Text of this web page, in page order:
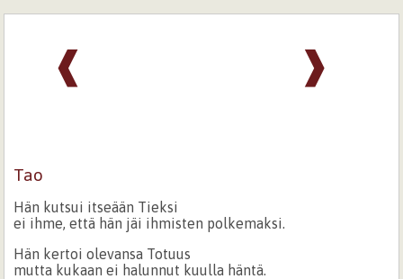
❱
❰
Tao
Hän kutsui itseään Tieksi
ei ihme, että hän jäi ihmisten polkemaksi.
Hän kertoi olevansa Totuus
mutta kukaan ei halunnut kuulla häntä.